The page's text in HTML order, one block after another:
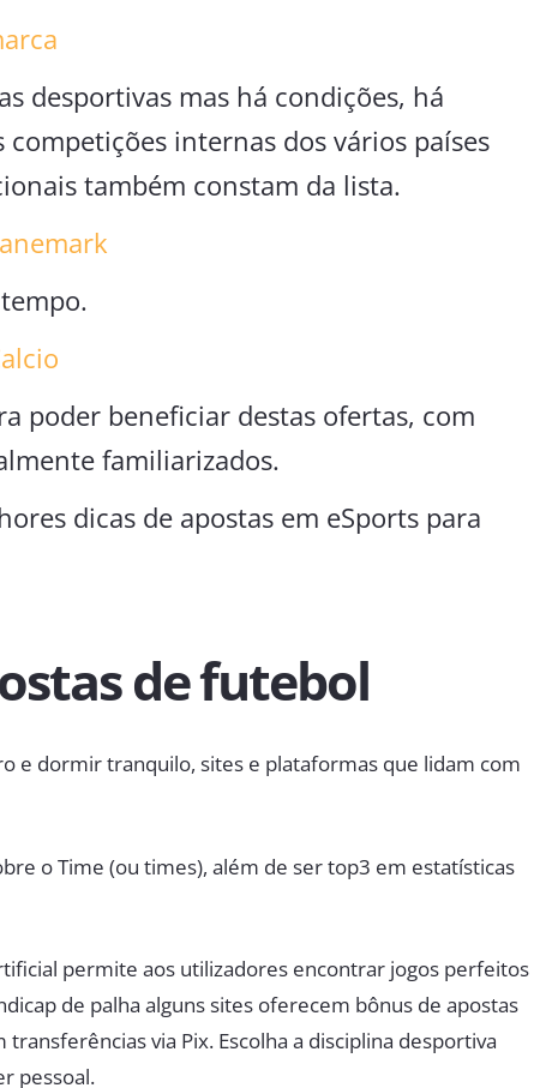
desportivas mas há condições, há
internas dos vários países
também constam da lista.
poder beneficiar destas ofertas, com
familiarizados.
dicas de apostas em eSports para
de futebol
e dormir tranquilo, sites e plataformas que lidam com
o Time (ou times), além de ser top3 em estatísticas
permite aos utilizadores encontrar jogos perfeitos
de palha alguns sites oferecem bônus de apostas
via Pix. Escolha a disciplina desportiva
pessoal.